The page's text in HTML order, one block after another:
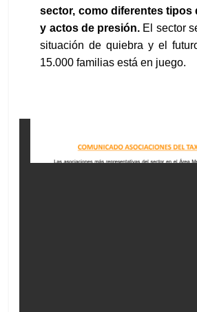
sector, como diferentes tipos
y actos de presión. El sector
situación de quiebra y el
15.000 familias está en juego.